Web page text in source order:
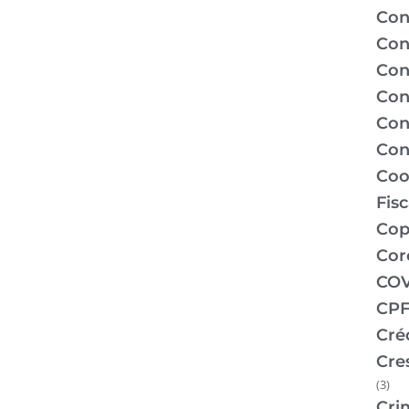
(3)